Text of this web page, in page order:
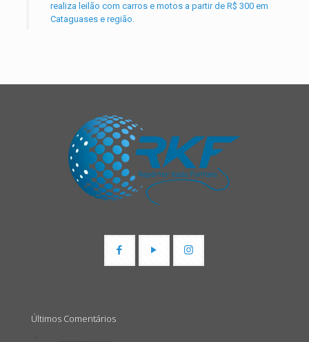
realiza leilão com carros e motos a partir de R$ 300 em
Cataguases e região.
Últimos Comentários